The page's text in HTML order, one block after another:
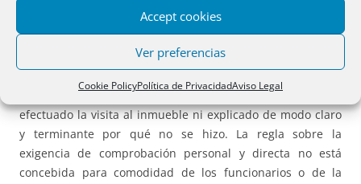
Accept cookies
Ver preferencias
Cookie PolicyPolítica de PrivacidadAviso Legal
Reiterando nuestra doctrina contenida, entre otras, en las
STS de 4 de julio de 2023 -rec. 7756/2021- y de 24 de junio
forma suficiente la pericial efectuada cuando «no se ha
efectuado la visita al inmueble ni explicado de modo claro
y terminante por qué no se hizo. La regla sobre la
exigencia de comprobación personal y directa no está
concebida para comodidad de los funcionarios o de la